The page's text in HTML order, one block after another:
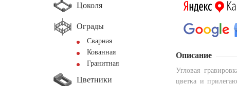
Цоколя
Ограды
Сварная
Кованная
Гранитная
Цветники
Описание
Угловая
цветка и